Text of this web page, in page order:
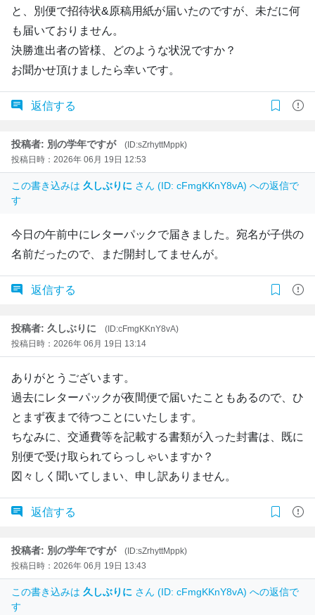
と、別便で招待状&原稿用紙が届いたのですが、未だに何
も届いておりません。
決勝進出者の皆様、どのような状況ですか？
お聞かせ頂けましたら幸いです。
返信する
投稿者: 別の学年ですが
(ID:sZrhyttMppk)
投稿日時：2026年 06月 19日 12:53
この書き込みは 久しぶりに さん (ID: cFmgKKnY8vA) への返信で
す
今日の午前中にレターパックで届きました。宛名が子供の
名前だったので、まだ開封してませんが。
返信する
投稿者: 久しぶりに
(ID:cFmgKKnY8vA)
投稿日時：2026年 06月 19日 13:14
ありがとうございます。
過去にレターパックが夜間便で届いたこともあるので、ひ
とまず夜まで待つことにいたします。
ちなみに、交通費等を記載する書類が入った封書は、既に
別便で受け取られてらっしゃいますか？
図々しく聞いてしまい、申し訳ありません。
返信する
投稿者: 別の学年ですが
(ID:sZrhyttMppk)
投稿日時：2026年 06月 19日 13:43
この書き込みは 久しぶりに さん (ID: cFmgKKnY8vA) への返信で
す